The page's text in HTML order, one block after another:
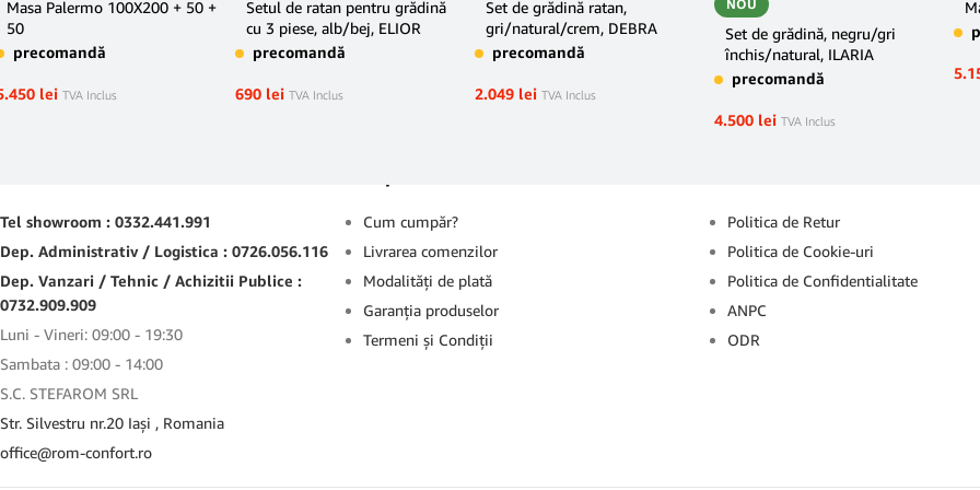
Masa Palermo 100X200 + 50 +
50
precomandă
lei TVA Inclus
Setul de ratan pentru grădină
cu 3 piese, alb/bej, ELIOR
precomandă
690 lei TVA Inclus
Set de grădină ratan,
gri/natural/crem, DEBRA
precomandă
2.049 lei TVA Inclus
NOU
Set de grădină, negru/gri
închis/natural, ILARIA
precomandă
4.500 lei TVA Inclus
Tel showroom : 0332.441.991
Dep. Administrativ / Logistica : 0726.056.116
Dep. Vanzari / Tehnic / Achizitii Publice :
0732.909.909
Luni - Vineri: 09:00 - 19:30
Sambata : 09:00 - 14:00
S.C. STEFAROM SRL
Str. Silvestru nr.20 Iaşi , Romania
office@rom-confort.ro
Cum cumpăr?
Livrarea comenzilor
Modalităţi de plată
Garanţia produselor
Termeni şi Condiţii
Politica de Retur
Politica de Cookie-uri
Politica de Confidentialitate
ANPC
ODR